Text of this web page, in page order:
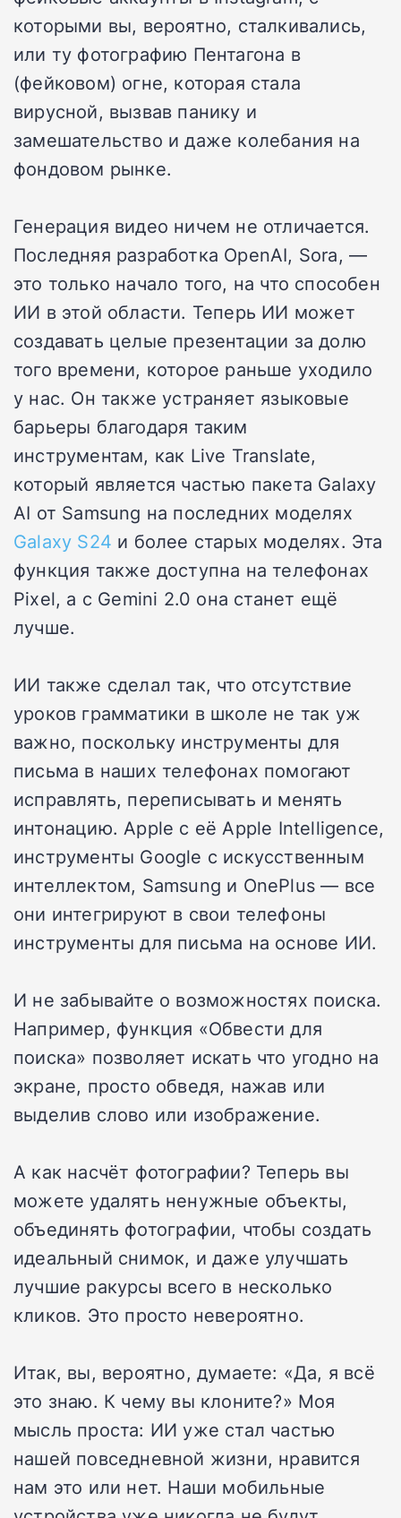
которыми вы, вероятно, сталкивались,
или ту фотографию Пентагона в
(фейковом) огне, которая стала
вирусной, вызвав панику и
замешательство и даже колебания на
фондовом рынке.
Генерация видео ничем не отличается.
Последняя разработка OpenAI, Sora, —
это только начало того, на что способен
ИИ в этой области. Теперь ИИ может
создавать целые презентации за долю
того времени, которое раньше уходило
у нас. Он также устраняет языковые
барьеры благодаря таким
инструментам, как Live Translate,
который является частью пакета Galaxy
AI от Samsung на последних моделях
Galaxy S24 и более старых моделях. Эта
функция также доступна на телефонах
Pixel, а с Gemini 2.0 она станет ещё
лучше.
ИИ также сделал так, что отсутствие
уроков грамматики в школе не так уж
важно, поскольку инструменты для
письма в наших телефонах помогают
исправлять, переписывать и менять
интонацию. Apple с её Apple Intelligence,
инструменты Google с искусственным
интеллектом, Samsung и OnePlus — все
они интегрируют в свои телефоны
инструменты для письма на основе ИИ.
И не забывайте о возможностях поиска.
Например, функция «Обвести для
поиска» позволяет искать что угодно на
экране, просто обведя, нажав или
выделив слово или изображение.
А как насчёт фотографии? Теперь вы
можете удалять ненужные объекты,
объединять фотографии, чтобы создать
идеальный снимок, и даже улучшать
лучшие ракурсы всего в несколько
кликов. Это просто невероятно.
Итак, вы, вероятно, думаете: «Да, я всё
это знаю. К чему вы клоните?» Моя
мысль проста: ИИ уже стал частью
нашей повседневной жизни, нравится
нам это или нет. Наши мобильные